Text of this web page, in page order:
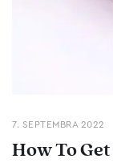
7. SEPTEMBRA 2022
How To